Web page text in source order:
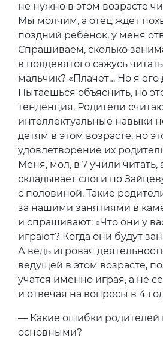
не нужно в этом возрасте
Мы молчим, а отец ждет
поздний ребенок, у меня
Спрашиваем, сколько
в полдевятого сажусь
мальчик? «Плачет… Но я его
Пытаешься объяснить, но
тенденция. Родители
интеллектуальные навыки
детям в этом возрасте, но
удовлетворение их
Меня, мол, в 7 учили
складывает слоги по
с половиной. Такие
за нашими занятиями в
и спрашивают: «Что они у
играют? Когда они будут
А ведь игровая
ведущей в этом возрасте,
учатся именно играя, а не
и отвечая на вопросы в 4
— Какие ошибки родителей
основными?